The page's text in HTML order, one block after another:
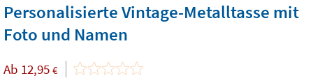
Personalisierte Vintage-Metalltasse mit
Foto und Namen
Ab 12,95 €